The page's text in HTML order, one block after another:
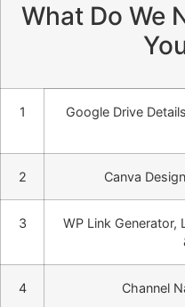
What Do We
1
Google Drive
2 Canva
3
WP Link Generator,
4 Channel